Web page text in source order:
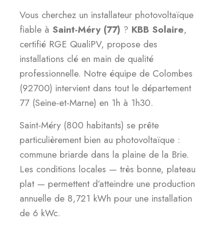
Vous cherchez un installateur photovoltaïque
fiable à Saint-Méry (77) ? KBB Solaire,
certifié RGE QualiPV, propose des
installations clé en main de qualité
professionnelle. Notre équipe de Colombes
(92700) intervient dans tout le département
77 (Seine-et-Marne) en 1h à 1h30.
Saint-Méry (800 habitants) se prête
particulièrement bien au photovoltaïque :
commune briarde dans la plaine de la Brie.
Les conditions locales — très bonne, plateau
plat — permettent d’atteindre une production
annuelle de 8,721 kWh pour une installation
de 6 kWc.